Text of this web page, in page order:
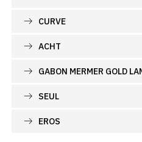
CURVE
ACHT
GABON MERMER GOLD
SEUL
EROS